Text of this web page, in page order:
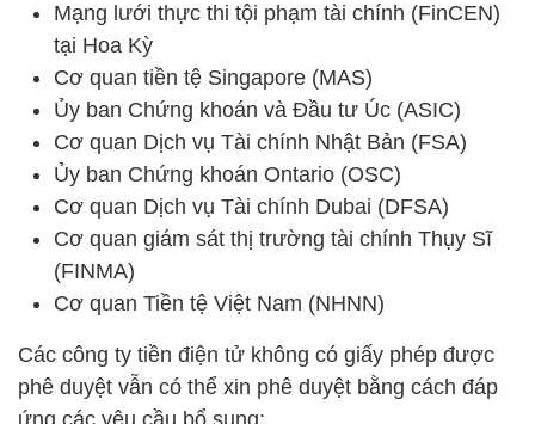
Mạng lưới thực thi tội phạm tài chính (FinCEN)
tại Hoa Kỳ
Cơ quan tiền tệ Singapore (MAS)
Ủy ban Chứng khoán và Đầu tư Úc (ASIC)
Cơ quan Dịch vụ Tài chính Nhật Bản (FSA)
Ủy ban Chứng khoán Ontario (OSC)
Cơ quan Dịch vụ Tài chính Dubai (DFSA)
Cơ quan giám sát thị trường tài chính Thụy Sĩ
(FINMA)
Cơ quan Tiền tệ Việt Nam (NHNN)
Các công ty tiền điện tử không có giấy phép được
phê duyệt vẫn có thể xin phê duyệt bằng cách đáp